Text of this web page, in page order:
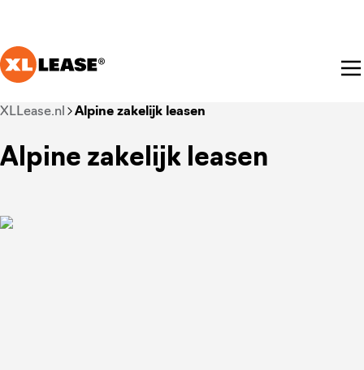
Je bent nu voorbij het hoofdmenu
XLLease.nl Alpine zakelijk leasen
Alpine zakelijk leasen